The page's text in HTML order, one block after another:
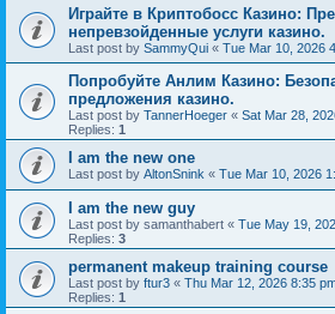
Играйте в Криптобосс Казино:
непревзойденные услуги казино.
Last post by SammyQui « Tue Mar 10, 2026
Попробуйте Анлим Казино:
предложения казино.
Last post by TannerHoeger « Sat Mar 28,
Replies: 1
I am the new one
Last post by AltonSnink « Tue Mar 10, 2026
I am the new guy
Last post by samanthabert « Tue May 19,
Replies: 3
permanent makeup training course
Last post by ftur3 « Thu Mar 12, 2026 8:35
Replies: 1